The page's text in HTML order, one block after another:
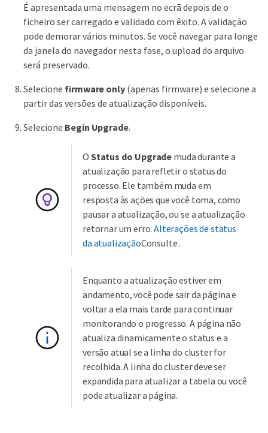
É apresentada uma mensagem no ecrã depois de o
ficheiro ser carregado e validado com êxito. A validação
pode demorar vários minutos. Se você navegar para longe
da janela do navegador nesta fase, o upload do arquivo
será preservado.
Selecione firmware only(apenas firmware) e selecione a
partir das versões de atualização disponíveis.
Selecione Begin Upgrade.
O Status do Upgrade muda durante a
atualização para refletir o status do
processo. Ele também muda em
resposta às ações que você toma, como
pausar a atualização, ou se a atualização
retornar um erro.Alterações de status
da atualizaçãoConsulte .
Enquanto a atualização estiver em
andamento, você pode sair da página e
voltar a ela mais tarde para continuar
monitorando o progresso. A página não
atualiza dinamicamente o status e a
versão atual se a linha do cluster for
recolhida. A linha do cluster deve ser
expandida para atualizar a tabela ou você
pode atualizar a página.